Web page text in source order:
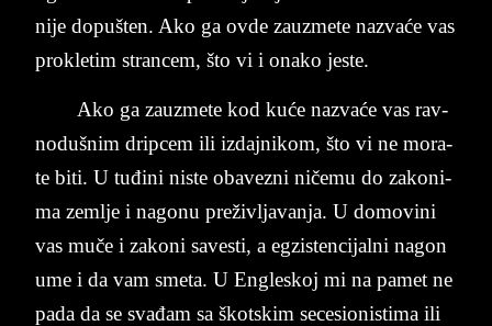
ni­je do­pu­š­ten. Ako ga ovde za­u­zme­te na­zvaće vas
pro­kle­tim stran­cem, što vi i ona­ko je­ste.
Ako ga za­u­zme­te kod kuće na­zvaće vas rav­
no­du­šnim drip­cem ili iz­daj­ni­kom, što vi ne mo­ra­
te biti. U tuđini ni­ste oba­vezni ničemu do za­ko­ni­
ma zem­lje i na­go­nu preživ­lja­va­n­ja. U do­mo­vi­ni
vas muče i za­ko­ni sa­ve­sti, a eg­zi­sten­ci­jal­ni na­gon
ume i da vam sme­ta. U En­gle­skoj mi na pa­met ne
pada da se svađam sa škot­skim se­ce­si­o­ni­sti­ma ili